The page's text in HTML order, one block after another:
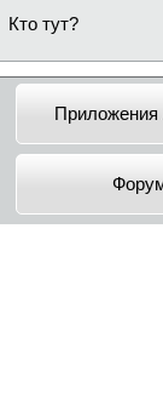
Кто тут?
Приложения